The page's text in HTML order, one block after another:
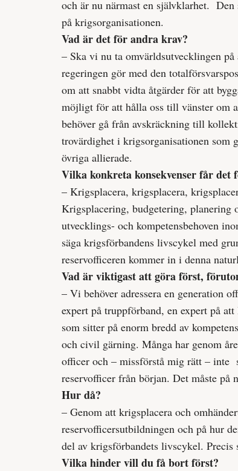
och är nu närmast en självklarhet.
på krigsorganisationen.
Vad är det för andra krav?
– Ska vi nu ta omvärldsutvecklingen
regeringen gör med den
om att snabbt vidta åtgärder för att
möjligt för att hålla oss till vänster om
behöver gå från avskräckning till
trovärdighet i krigs­organisationen som
övriga allierade.
Vilka konkreta konsekvenser får det
– Krigsplacera, krigsplacera,
Krigsplacering, budgetering, planering
utvecklings- och kompetensbehoven
säga krigsförbandens livscykel med
reservofficeren kommer in i denna
Vad är viktigast att göra först,
– Vi behöver adressera en generation
expert på trupp­förband, en expert på
som sitter på enorm bredd av
och civil gärning. Många har genom
officer och – missförstå mig rätt – inte
reservofficer från början. Det måste på
Hur då?
– Genom att krigsplacera och
reservofficers­utbildningen och på hur
del av krigsförbandets livscykel. Precis
Vilka hinder vill du få bort först?